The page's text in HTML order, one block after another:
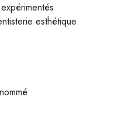
esthétique